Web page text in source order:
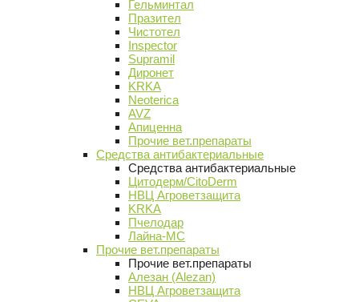
Гельминтал
Празител
Чистотел
Inspector
Supramil
Диронет
KRKA
Neoterica
AVZ
Апиценна
Прочие вет.препараты
Средства антибактериальные
Средства антибактериальные
Цитодерм/CitoDerm
НВЦ Агроветзащита
KRKA
Пчелодар
Лайна-МС
Прочие вет.препараты
Прочие вет.препараты
Алезан (Alezan)
НВЦ Агроветзащита